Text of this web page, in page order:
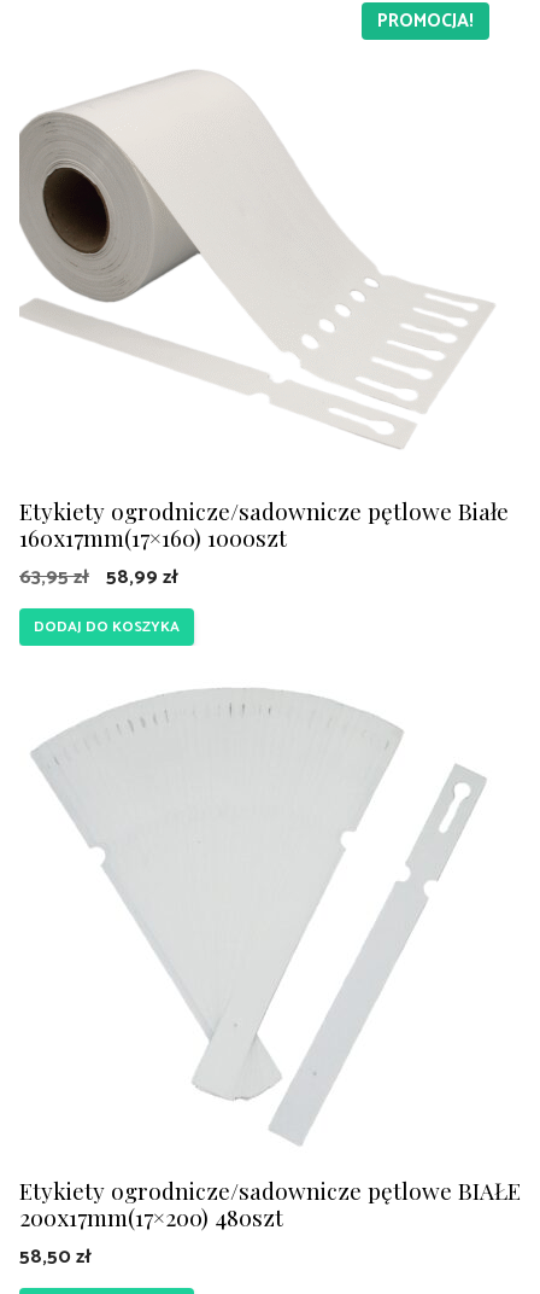
PROMOCJA!
Etykiety ogrodnicze/sadownicze pętlowe Białe
160x17mm(17×160) 1000szt
63,95zł Pierwotna
cena
wynosiła:
58,99złAktualna
cena
wynosi:
DODAJ DO KOSZYKA
Etykiety ogrodnicze/sadownicze pętlowe BIAŁE
200x17mm(17×200) 480szt
58,50zł